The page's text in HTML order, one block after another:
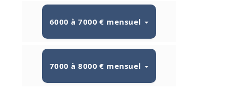
6000 à 7000 € mensuel
7000 à 8000 € mensuel